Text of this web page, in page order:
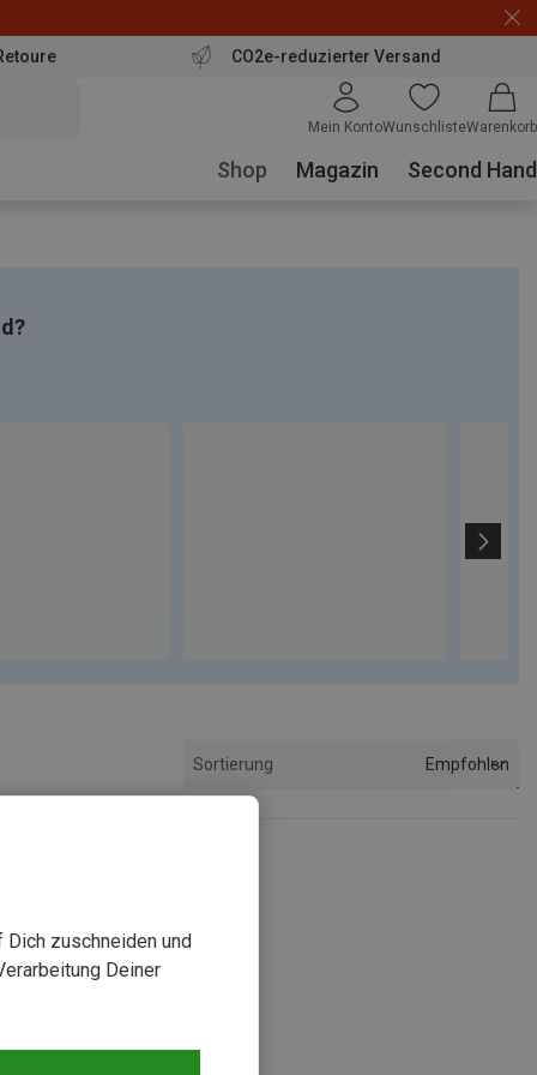
CO2e-reduzierter Versand
Mein KontoWunschlisteWarenkorb
Shop Magazin Second Hand
Sortierung Empfohlen
zuschneiden und
Deiner